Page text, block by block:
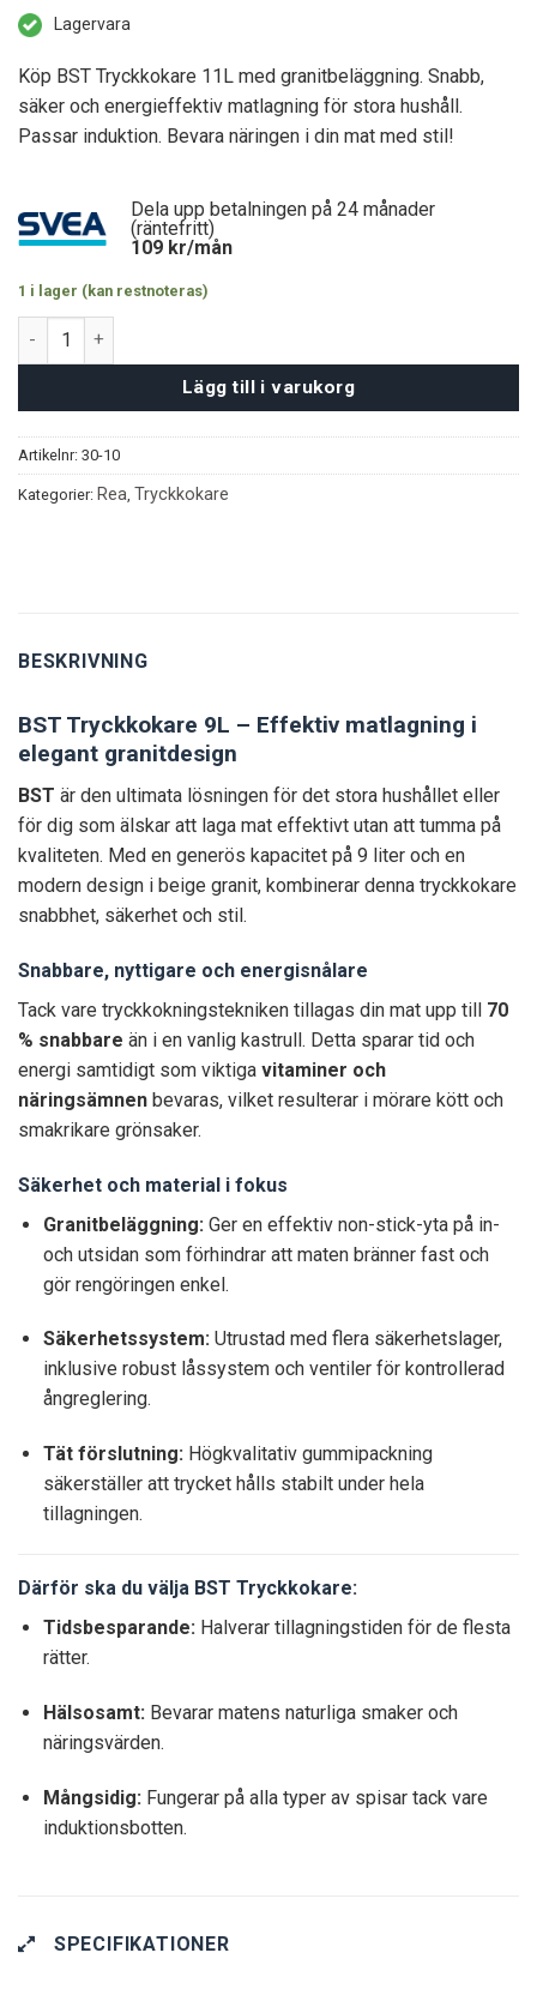
was:
900 kr.720 kr.
Lagervara
Köp BST Tryckkokare 11L med granitbeläggning. Snabb,
säker och energieffektiv matlagning för stora hushåll.
Passar induktion. Bevara näringen i din mat med stil!
Dela upp betalningen på 24 månader
(räntefritt)
109 kr/mån
1 i lager (kan restnoteras)
BST Tryckkokare 9L – Beige mängd
Lägg till i varukorg
Artikelnr: 30-10
Kategorier: Rea Tryckkokare
BESKRIVNING
BST Tryckkokare 9L – Effektiv matlagning i
elegant granitdesign
BST är den ultimata lösningen för det stora hushållet eller
för dig som älskar att laga mat effektivt utan att tumma på
kvaliteten. Med en generös kapacitet på 9 liter och en
modern design i beige granit, kombinerar denna tryckkokare
snabbhet, säkerhet och stil.
Snabbare, nyttigare och energisnålare
Tack vare tryckkokningstekniken tillagas din mat upp till 70
% snabbare än i en vanlig kastrull. Detta sparar tid och
energi samtidigt som viktiga vitaminer och
näringsämnen bevaras, vilket resulterar i mörare kött och
smakrikare grönsaker.
Säkerhet och material i fokus
Granitbeläggning: Ger en effektiv non-stick-yta på in-
och utsidan som förhindrar att maten bränner fast och
gör rengöringen enkel.
Säkerhetssystem:Utrustad med flera säkerhetslager,
inklusive robust låssystem och ventiler för kontrollerad
ångreglering.
Tät förslutning:Högkvalitativ gummipackning
säkerställer att trycket hålls stabilt under hela
tillagningen.
Därför ska du välja BST Tryckkokare:
Tidsbesparande:Halverar tillagningstiden för de flesta
rätter.
Hälsosamt: Bevarar matens naturliga smaker och
näringsvärden.
Mångsidig: Fungerar på alla typer av spisar tack vare
induktionsbotten.
SPECIFIKATIONER